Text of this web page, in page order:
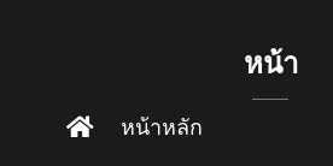
หน้า
หน้าหลัก